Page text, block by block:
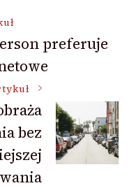
preferuje
bez